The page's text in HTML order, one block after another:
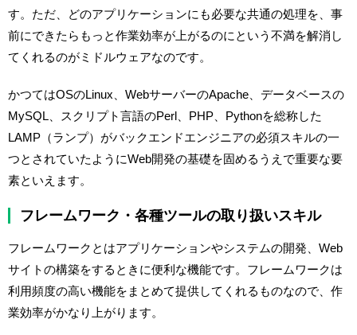
す。ただ、どのアプリケーションにも必要な共通の処理を、事
前にできたらもっと作業効率が上がるのにという不満を解消し
てくれるのがミドルウェアなのです。
かつてはOSのLinux、WebサーバーのApache、データベースの
MySQL、スクリプト言語のPerl、PHP、Pythonを総称した
LAMP（ランプ）がバックエンドエンジニアの必須スキルの一
つとされていたようにWeb開発の基礎を固めるうえで重要な要
素といえます。
フレームワーク・各種ツールの取り扱いスキル
フレームワークとはアプリケーションやシステムの開発、Web
サイトの構築をするときに便利な機能です。フレームワークは
利用頻度の高い機能をまとめて提供してくれるものなので、作
業効率がかなり上がります。